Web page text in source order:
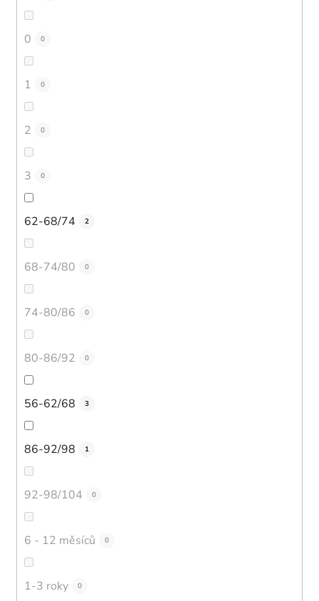
0 0
1 0
2 0
3 0
62-68/74 2
68-74/80 0
74-80/86 0
80-86/92 0
56-62/68 3
86-92/98 1
92-98/104 0
6 - 12 měsíců 0
1-3 roky 0